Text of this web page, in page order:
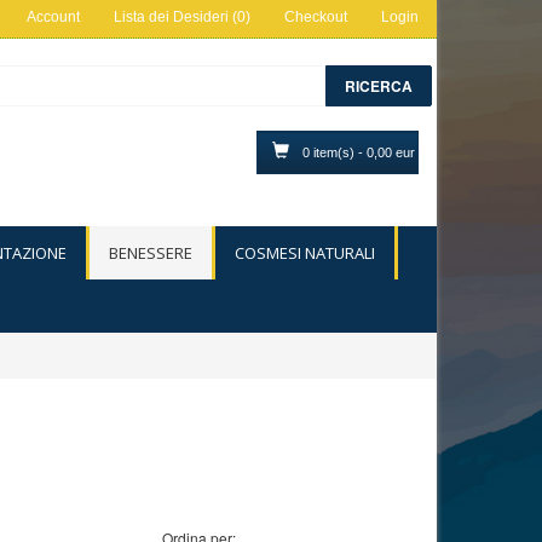
Account Lista dei Desideri (0) Checkout Login
RICERCA
0 item(s) - 0,00 eur
BENESSERE COSMESI NATURALI
Ordina per: